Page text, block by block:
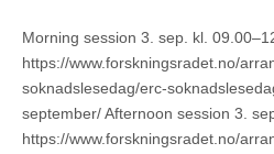
Morning session 3. sep. kl.
https://www.forskningsradet.no/
soknadslesedag/erc-
september/ Afternoon session 3.
https://www.forskningsradet.no/